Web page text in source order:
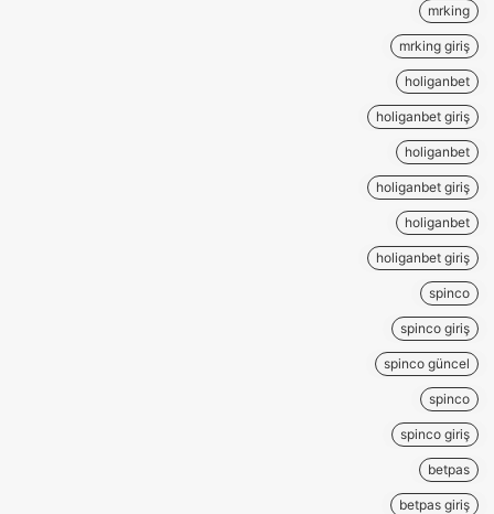
mrking
mrking giriş
holiganbet
holiganbet giriş
holiganbet
holiganbet giriş
holiganbet
holiganbet giriş
spinco
spinco giriş
spinco güncel
spinco
spinco giriş
betpas
betpas giriş